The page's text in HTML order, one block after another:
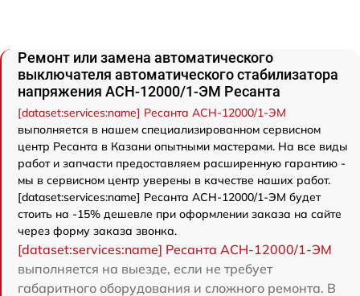
Ремонт или замена автоматического
выключателя автоматического стабилизатора
напряжения АСН-12000/1-ЭМ Ресанта
[dataset:services:name] Ресанта АСН-12000/1-ЭМ
выполняется в нашем специализированном сервисном
центр Ресанта в Казани опытными мастерами. На все виды
работ и запчасти предоставляем расширенную гарантию -
мы в сервисном центр уверены в качестве наших работ.
[dataset:services:name] Ресанта АСН-12000/1-ЭМ будет
стоить на -15% дешевле при оформлении заказа на сайте
через форму заказа звонка.
[dataset:services:name] Ресанта АСН-12000/1-ЭМ
выполняется на выезде, если не требует
габаритного оборудования и сложного ремонта. В